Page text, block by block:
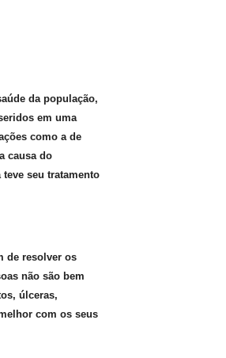
da população,
em uma
como a de
causa do
seu tratamento
de resolver os
não são bem
úlceras,
com os seus